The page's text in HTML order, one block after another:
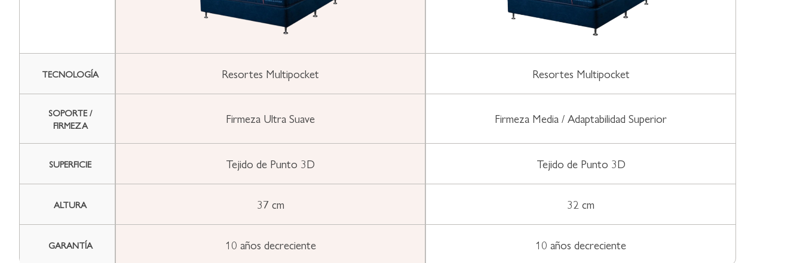
TECNOLOGÍA Resortes Multipocket Resortes Multipocket
SOPORTE /
FIRMEZA
Firmeza Ultra Suave Firmeza Media / Adaptabilidad Superior
SUPERFICIE Tejido de Punto 3D Tejido de Punto 3D
ALTURA 37 cm 32 cm
GARANTÍA 10 años decreciente 10 años decreciente